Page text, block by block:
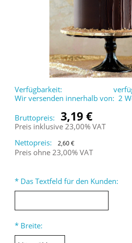
Verfügbarkeit:
Wir versenden innerhalb von: 2
Bruttopreis:
3,19 €
Preis inklusive 23,00% VAT
Nettopreis:
2,60 €
Preis ohne 23,00% VAT
* Das Textfeld für den Kunden:
* Breite: